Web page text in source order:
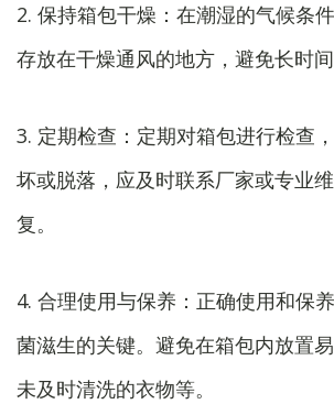
2. 保持箱包干燥：在潮湿的气候条
存放在干燥通风的地方，避免长时间
3. 定期检查：定期对箱包进行检查
坏或脱落，应及时联系厂家或专业
复。
4. 合理使用与保养：正确使用和保
菌滋生的关键。避免在箱包内放置
未及时清洗的衣物等。